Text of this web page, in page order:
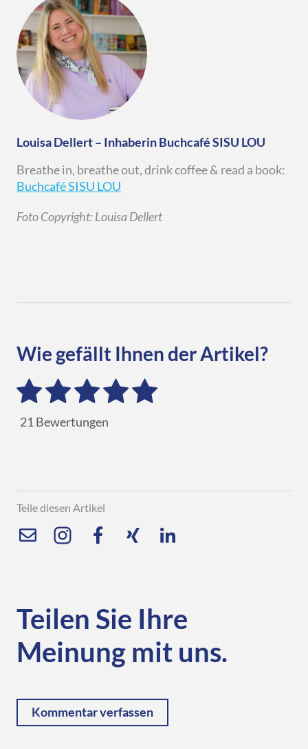
Louisa Dellert – Inhaberin Buchcafé SISU LOU
Breathe in, breathe out, drink coffee & read a book:
Buchcafé SISU LOU
Foto Copyright: Louisa Dellert
Wie gefällt Ihnen der Artikel?
21 Bewertungen
Teile diesen Artikel
Teilen Sie Ihre
Meinung mit uns.
Kommentar verfassen